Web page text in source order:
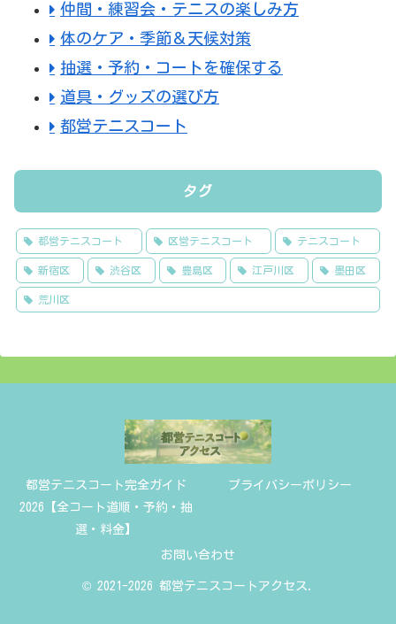
仲間・練習会・テニスの楽しみ方
体のケア・季節＆天候対策
抽選・予約・コートを確保する
道具・グッズの選び方
都営テニスコート
タグ
都営テニスコート 区営テニスコート テニスコート
新宿区 渋谷区 豊島区 江戸川区 墨田区
荒川区
都営テニスコート完全ガイド
2026【全コート道順・予約・抽
選・料金】
プライバシーポリシー
お問い合わせ
© 2021-2026 都営テニスコートアクセス.